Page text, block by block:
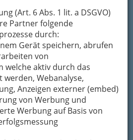
(Art. 6 Abs. 1 lit. a DSGVO)
Partner folgende
durch:
Gerät speichern, abrufen
von
welche aktiv durch das
Webanalyse,
Anzeigen externer (embed)
von Werbung und
Werbung auf Basis von
größer als Josef Lang.
Denn zu Josef Lang in
findenMenschen, die
sondern an
interessiert sind.
eines
den poetischen
Ingo Maurer. Etablierte
eben.